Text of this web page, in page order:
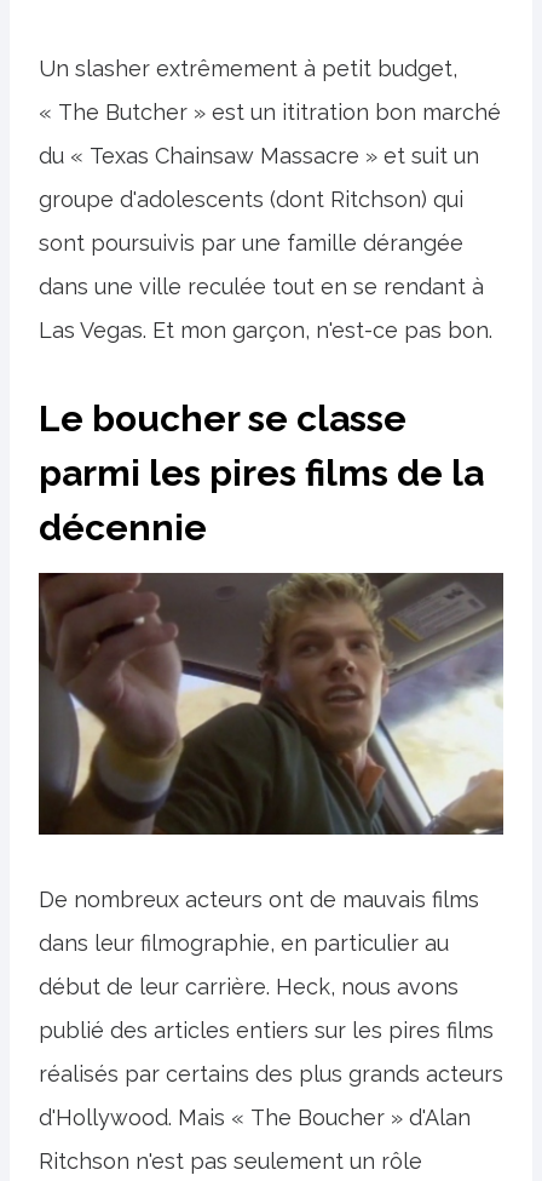
Un slasher extrêmement à petit budget,
« The Butcher » est un ititration bon marché
du « Texas Chainsaw Massacre » et suit un
groupe d'adolescents (dont Ritchson) qui
sont poursuivis par une famille dérangée
dans une ville reculée tout en se rendant à
Las Vegas. Et mon garçon, n'est-ce pas bon.
Le boucher se classe
parmi les pires films de la
décennie
De nombreux acteurs ont de mauvais films
dans leur filmographie, en particulier au
début de leur carrière. Heck, nous avons
publié des articles entiers sur les pires films
réalisés par certains des plus grands acteurs
d'Hollywood. Mais « The Boucher » d'Alan
Ritchson n'est pas seulement un rôle